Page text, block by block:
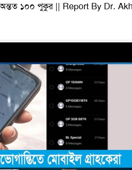
অন্তত ১০০ পুকুর || Report By Dr.